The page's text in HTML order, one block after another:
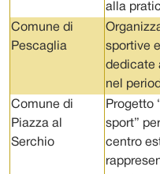
alla
Comune di
Pescaglia
sportive
dedicate
nel
Comune di
Piazza al
Serchio
Progetto
sport”
centro